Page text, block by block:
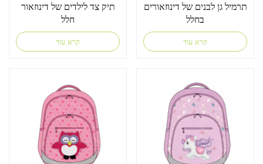
תיק צד לילדים של דינוזאור
חלל
קרא עוד
תרמיל גן לבנים של דינוזאורים
בחלל
קרא עוד